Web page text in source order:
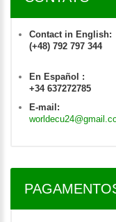
Contact in English:
(+48) 792 797 344
En Español :
+34 637272785
E-mail: